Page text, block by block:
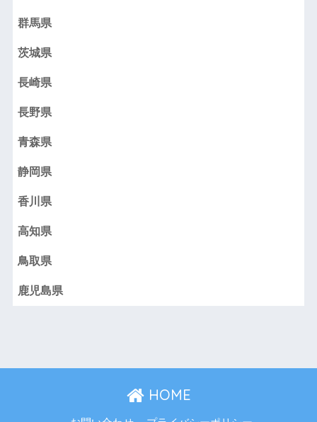
群馬県
茨城県
長崎県
長野県
青森県
静岡県
香川県
高知県
鳥取県
鹿児島県
HOME